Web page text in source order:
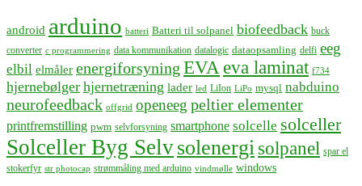
android arduino batteri Batteri til solpanel biofeedback buck
converter c programmering data kommunikation datalogic dataopsamling delfi eeg
elbil elmåler energiforsyning EVA eva laminat f734
hjernebølger hjernetræning lader led LiIon LiPo mysql nabduino
neurofeedback offgrid openeeg peltier elementer
printfremstilling pwm selvforsyning smartphone solcelle solceller
Solceller Byg Selvsolenergisolpanel spar el
stokerfyr str photocap strømmåling med arduino vindmølle windows